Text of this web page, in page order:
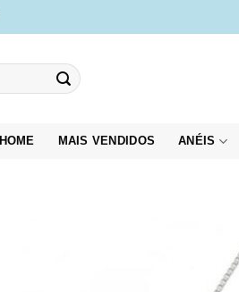
HOME MAIS VENDIDOS ANÉIS